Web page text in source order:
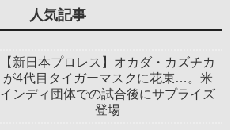
人気記事
【新日本プロレス】オカダ・カズチカ
が4代目タイガーマスクに花束…。米
インディ団体での試合後にサプライズ
登場